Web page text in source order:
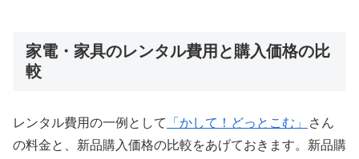
家電・家具のレンタル費用と購入価格の比
較
レンタル費用の一例として 「かして！どっとこむ」
さん
の料金と、新品購入価格の比較をあげておきます。新品購